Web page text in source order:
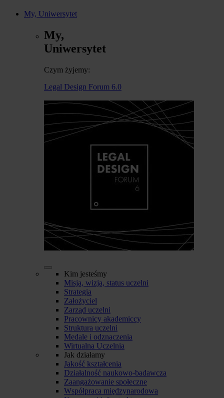
My, Uniwersytet
My,
Uniwersytet
Czym żyjemy:
Legal Design Forum 6.0
Kim jesteśmy
Misja, wizja, status uczelni
Strategia
Założyciel
Zarząd uczelni
Pracownicy akademiccy
Struktura uczelni
Medale i odznaczenia
Wirtualna Uczelnia
Jak działamy
Jakość kształcenia
Działalność naukowo-badawcza
Zaangażowanie społeczne
Współpraca międzynarodowa